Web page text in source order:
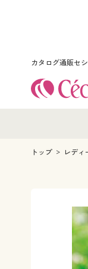
カタログ通販セ
トップ レディ